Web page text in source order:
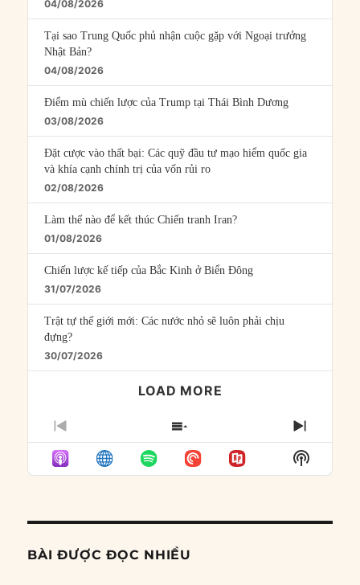
04/08/2026
Tại sao Trung Quốc phủ nhận cuộc gặp với Ngoại trưởng
Nhật Bản?
04/08/2026
Điểm mù chiến lược của Trump tại Thái Bình Dương
03/08/2026
Đặt cược vào thất bại: Các quỹ đầu tư mạo hiểm quốc gia
và khía cạnh chính trị của vốn rủi ro
02/08/2026
Làm thế nào để kết thúc Chiến tranh Iran?
01/08/2026
Chiến lược kế tiếp của Bắc Kinh ở Biển Đông
31/07/2026
Trật tự thế giới mới: Các nước nhỏ sẽ luôn phải chịu
đựng?
30/07/2026
LOAD MORE
PREVIOUS
EPISODE
SHOW
EPISODES
LIST
NEXT
Show
Podcast
BÀI ĐƯỢC ĐỌC NHIỀU